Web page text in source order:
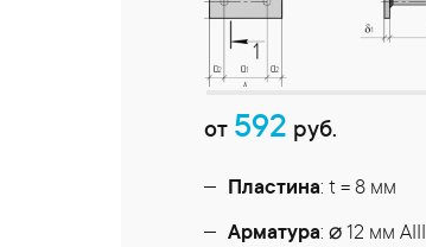
от 592 руб.
Пластина: t = 8 мм
Арматура: ⌀ 12 мм АIII